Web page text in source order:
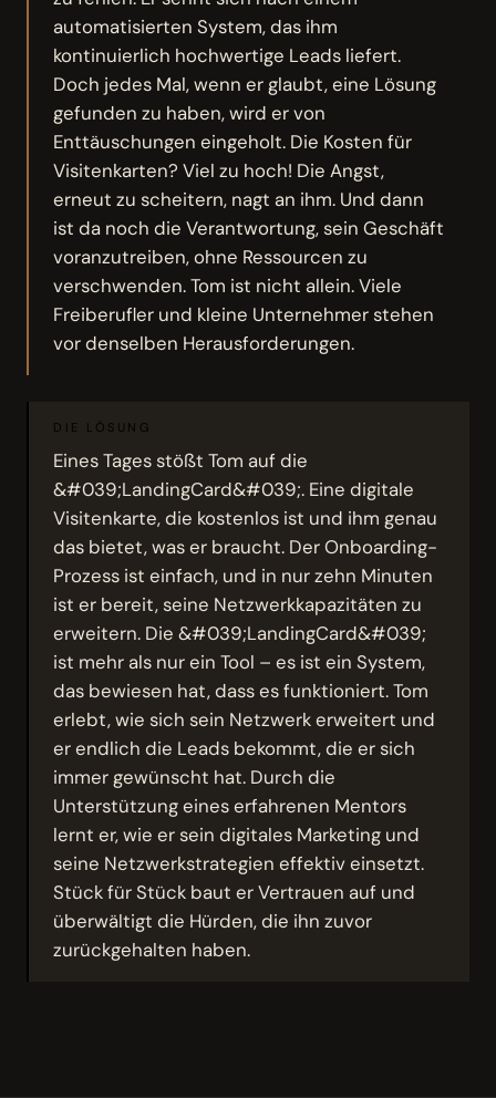
automatisierten System, das ihm
kontinuierlich hochwertige Leads liefert.
Doch jedes Mal, wenn er glaubt, eine Lösung
gefunden zu haben, wird er von
Enttäuschungen eingeholt. Die Kosten für
Visitenkarten? Viel zu hoch! Die Angst,
erneut zu scheitern, nagt an ihm. Und dann
ist da noch die Verantwortung, sein Geschäft
voranzutreiben, ohne Ressourcen zu
verschwenden. Tom ist nicht allein. Viele
Freiberufler und kleine Unternehmer stehen
vor denselben Herausforderungen.
DIE LÖSUNG
Eines Tages stößt Tom auf die
&#039;LandingCard&#039;. Eine digitale
Visitenkarte, die kostenlos ist und ihm genau
das bietet, was er braucht. Der Onboarding-
Prozess ist einfach, und in nur zehn Minuten
ist er bereit, seine Netzwerkkapazitäten zu
erweitern. Die &#039;LandingCard&#039;
ist mehr als nur ein Tool – es ist ein System,
das bewiesen hat, dass es funktioniert. Tom
erlebt, wie sich sein Netzwerk erweitert und
er endlich die Leads bekommt, die er sich
immer gewünscht hat. Durch die
Unterstützung eines erfahrenen Mentors
lernt er, wie er sein digitales Marketing und
seine Netzwerkstrategien effektiv einsetzt.
Stück für Stück baut er Vertrauen auf und
überwältigt die Hürden, die ihn zuvor
zurückgehalten haben.